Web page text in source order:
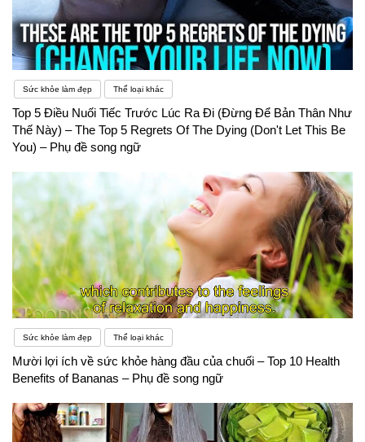
Sức khỏe làm đẹp Thể loại khác
Top 5 Điều Nuối Tiếc Trước Lúc Ra Đi (Đừng Để Bản Thân Như
Thế Này) – The Top 5 Regrets Of The Dying (Don't Let This Be
You) – Phụ đề song ngữ
Sức khỏe làm đẹp Thể loại khác
Mười lợi ích về sức khỏe hàng đầu của chuối – Top 10 Health
Benefits of Bananas – Phụ đề song ngữ